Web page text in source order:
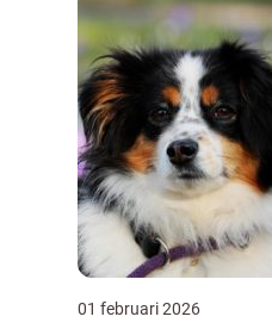
01 februari 2026